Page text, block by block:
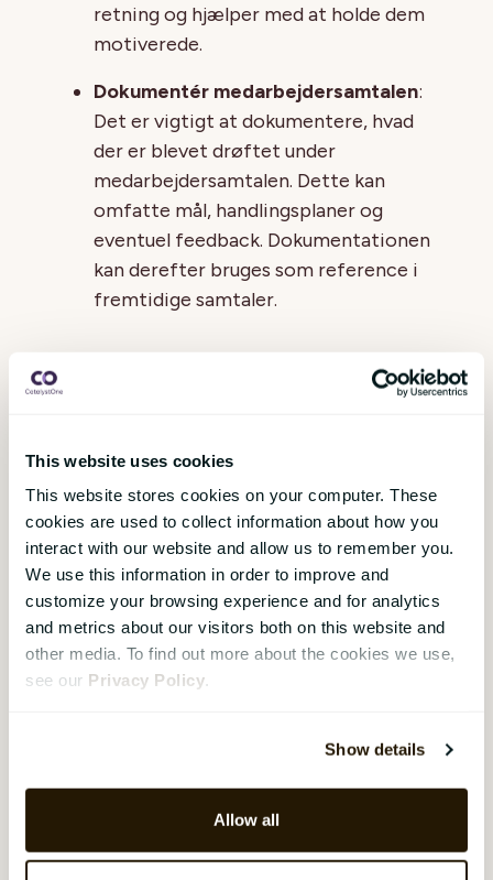
This website uses cookies
This website stores cookies on your computer. These
cookies are used to collect information about how you
interact with our website and allow us to remember you.
We use this information in order to improve and
customize your browsing experience and for analytics
and metrics about our visitors both on this website and
other media. To find out more about the cookies we use,
see our Privacy Policy.
Show details
Allow all
retning og hjælper med at holde dem
motiverede.
Dokumentér medarbejdersamtalen:
Det er vigtigt at dokumentere, hvad
der er blevet drøftet under
medarbejdersamtalen. Dette kan
omfatte mål, handlingsplaner og
eventuel feedback. Dokumentationen
kan derefter bruges som reference i
fremtidige samtaler.
Mange arbejdsgivere starter med en
skabelon i samtalerne, og i nogle af
vurderingssystem. I en vurderingsdel
gennemgår du normalt din egen indsats og
sætter en form for karakter på den inden
for hver relevant del af arbejdet. I dag bliver
det mere og mere almindeligt, at de
administrative aspekter af en
medarbejdersamtale håndteres via et
digitalt HR-system.
Efter medarbejdersamtalen er det vigtigt
at følge op på de punkter, der blev